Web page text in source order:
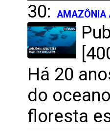
30:
AMAZÔNIA
Há 20
do
floresta